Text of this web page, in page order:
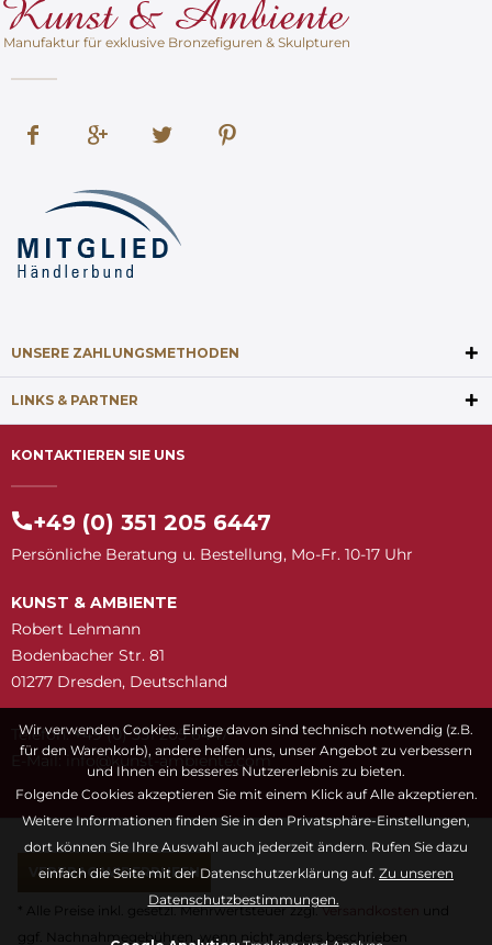
Manufaktur für exklusive Bronzefiguren & Skulpturen
UNSERE ZAHLUNGSMETHODEN
LINKS & PARTNER
KONTAKTIEREN SIE UNS
+49 (0) 351 205 6447
Persönliche Beratung u. Bestellung, Mo-Fr. 10-17 Uhr
KUNST & AMBIENTE
Robert Lehmann
Bodenbacher Str. 81
01277 Dresden, Deutschland
Telefon: +49 (0) 351 205 6447
E-Mail:
moc.etneibma-t
snuk@ofni
VERTRAG WIDERRUFEN
* Alle Preise inkl. gesetzl. Mehrwertsteuer zzgl.Versandkosten
und
ggf. Nachnahmegebühren, wenn nicht anders beschrieben
Wir verwenden Cookies. Einige davon sind technisch notwendig (z.B.
für den Warenkorb), andere helfen uns, unser Angebot zu verbessern
und Ihnen ein besseres Nutzererlebnis zu bieten.
Folgende Cookies akzeptieren Sie mit einem Klick auf Alle akzeptieren.
Weitere Informationen finden Sie in den Privatsphäre-Einstellungen,
dort können Sie Ihre Auswahl auch jederzeit ändern. Rufen Sie dazu
einfach die Seite mit der Datenschutzerklärung auf. Zu unseren
Datenschutzbestimmungen.